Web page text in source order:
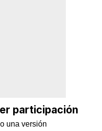
participación
una versión